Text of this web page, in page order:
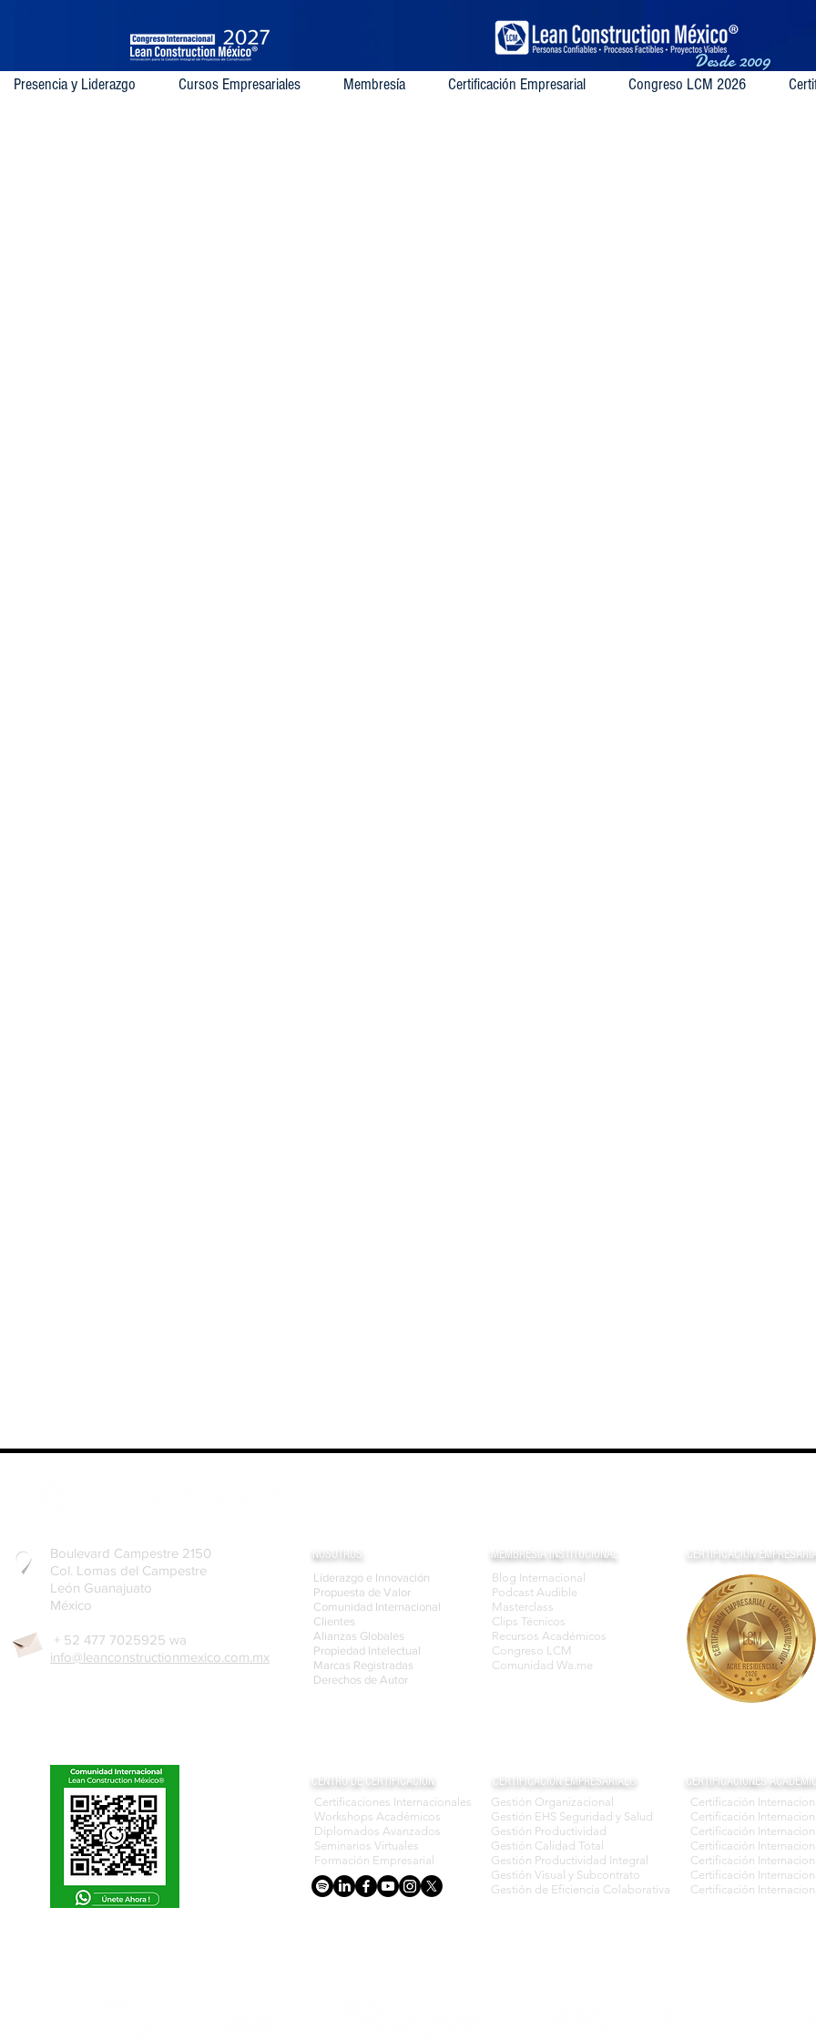
Desde 2009
Presencia y Liderazgo Cursos Empresariales Membresía Certificación Empresarial Congreso LCM 2026
Boulevard Campestre 2150
Col. Lomas del Campestre
León Guanajuato
México
+ 52 477 7025925 wa
info@leanconstructionmexico.com.mx
NOSOTROS:
Líderazgo e Innovación
Propuesta de Valor
Comunidad Internacional
Clientes
Alianzas Globales
Propiedad Intelectual
Marcas Registradas
Derechos de Autor
MEMBRESIA INSTITUCIONAL
Blog Internacional
Podcast Audible
Masterclass
Clips Técnicos
Recursos Académicos
Congreso LCM
Comunidad Wa.me
CERTIFICACIÓN
CENTRO DE CERTIFICACIÓN CERTIFICACIÓN EMPRESARIAL®
Certificaciones Internacionales
Workshops Académicos
Diplomados Avanzados
Seminarios Virtuales
Formación Empresarial
Gestión Organizacional
Gestión EHS Seguridad y Salud
Gestión Productividad
Gestión Calidad Total
Gestión Productividad Integral
Gestión Visual y Subcontrato
Gestión de Eficiencia Colaborativa
CERTIFICACIONES
Certificación
Certificación
Certificación
Certificación
Certificación
Certificación
Certificación